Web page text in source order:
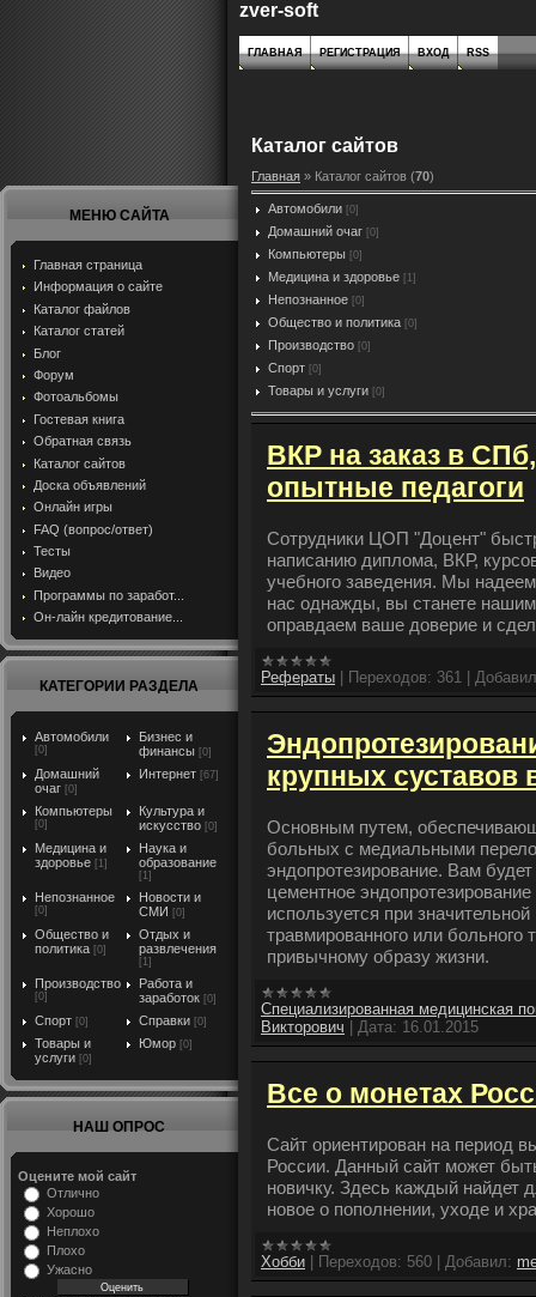
МЕНЮ САЙТА
Главная страница
Информация о сайте
Каталог файлов
Каталог статей
Блог
Форум
Фотоальбомы
Гостевая книга
Обратная связь
Каталог сайтов
Доска объявлений
Онлайн игры
FAQ (вопрос/ответ)
Тесты
Видео
Программы по заработ...
Он-лайн кредитование...
КАТЕГОРИИ РАЗДЕЛА
Автомобили
[0]
Бизнес и
финансы [0]
Домашний
очаг [0]
Интернет [67]
Компьютеры
[0]
Культура и
искусство [0]
Медицина и
здоровье [1]
Наука и
образование
[1]
Непознанное
[0]
Новости и
СМИ [0]
Общество и
политика [0]
Отдых и
развлечения
[1]
Производство
[0]
Работа и
заработок [0]
Спорт [0] Справки [0]
Товары и
услуги [0]
Юмор [0]
НАШ ОПРОС
Оцените мой сайт
Отлично
Хорошо
Неплохо
Плохо
Ужасно
zver-soft
ГЛАВНАЯ РЕГИСТРАЦИЯ ВХОД RSS
Каталог сайтов
Главная » Каталог сайтов (70)
Автомобили [0]
Домашний очаг [0]
Компьютеры [0]
Медицина и здоровье [1]
Непознанное [0]
Общество и политика [0]
Производство [0]
Спорт [0]
Товары и услуги [0]
ВКР на заказ в
опытные педагоги
Cотрудники ЦОП "Доцент"
написанию диплома, ВКР,
учебного заведения. Мы
нас однажды, вы станете
оправдаем ваше доверие и
Рефераты Переходов: 361
крупных суставов
Основным путем,
больных с медиальными
эндопротезирование. Вам
цементное
используется при
травмированного или больного
привычному образу жизни.
Специализированная медицинская
Викторович
Дата: 16.01.2015
Все о монетах
Сайт ориентирован на период
России. Данный сайт может
новичку. Здесь каждый найдет
новое о пополнении, уходе и
Хобби Переходов: 560 Добавил: